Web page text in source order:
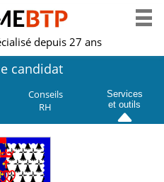
depuis 27 ans
candidat
Conseils
RH
Services
et outils